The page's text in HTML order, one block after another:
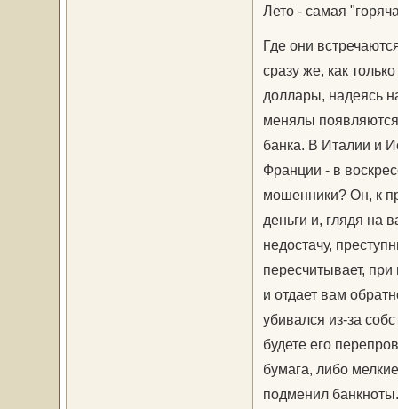
Лето - самая
Где они
сразу же, как
доллары, надеясь
менялы
банка. В Италии и
Франции - в
мошенники? Он, к
деньги и, глядя на
недостачу,
пересчитывает,
и отдает вам
убивался из-за
будете его
бумага, либо
подменил